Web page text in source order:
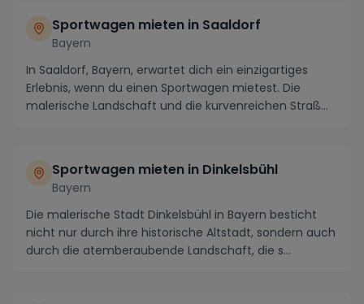
Sportwagen mieten in Saaldorf
Bayern
In Saaldorf, Bayern, erwartet dich ein einzigartiges
Erlebnis, wenn du einen Sportwagen mietest. Die
malerische Landschaft und die kurvenreichen Straß...
Sportwagen mieten in Dinkelsbühl
Bayern
Die malerische Stadt Dinkelsbühl in Bayern besticht
nicht nur durch ihre historische Altstadt, sondern auch
durch die atemberaubende Landschaft, die s...